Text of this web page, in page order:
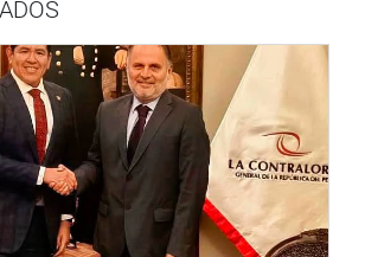
mucho del flujo fronterizo entre
(Iñapari, Perú; y Assis, Brasil), manifestó
de Dios.
Salhuana adelantó que reiterará
del Puente de la Integración, al
de Ministros, Guido Bellido.